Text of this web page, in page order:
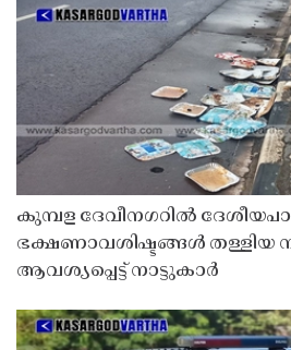
കുമ്പള ദേവീനഗറിൽ
ഭക്ഷണാവശിഷ്ടങ്ങൾ തള്ളിയ
ആവശ്യപ്പെട്ട് നാട്ടുകാർ